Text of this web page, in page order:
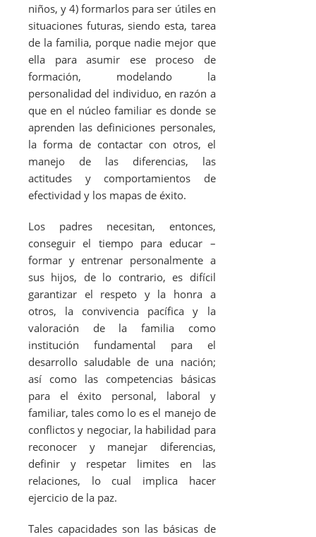
niños, y 4) formarlos para ser útiles en
situaciones futuras, siendo esta, tarea
de la familia, porque nadie mejor que
ella para asumir ese proceso de
formación, modelando la
personalidad del individuo, en razón a
que en el núcleo familiar es donde se
aprenden las definiciones personales,
la forma de contactar con otros, el
manejo de las diferencias, las
actitudes y comportamientos de
efectividad y los mapas de éxito.
Los padres necesitan, entonces,
conseguir el tiempo para educar –
formar y entrenar personalmente a
sus hijos, de lo contrario, es difícil
garantizar el respeto y la honra a
otros, la convivencia pacífica y la
valoración de la familia como
institución fundamental para el
desarrollo saludable de una nación;
así como las competencias básicas
para el éxito personal, laboral y
familiar, tales como lo es el manejo de
conflictos y negociar, la habilidad para
reconocer y manejar diferencias,
definir y respetar limites en las
relaciones, lo cual implica hacer
ejercicio de la paz.
Tales capacidades son las básicas de